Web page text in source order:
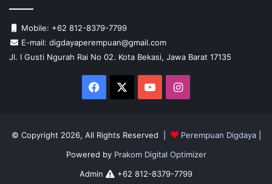
Mobile: +62 812-8379-7799
E-mail: digdayaperempuan@gmail.com
Jl. I Gusti Ngurah Rai No 02. Kota Bekasi, Jawa Barat 17135
Facebook YouTubeInstagram
© Copyright 2026, All Rights Reserved | Perempuan Digdaya|
Powered by Prakom Digital Optimizer
Admin
+62 812-8379-7799